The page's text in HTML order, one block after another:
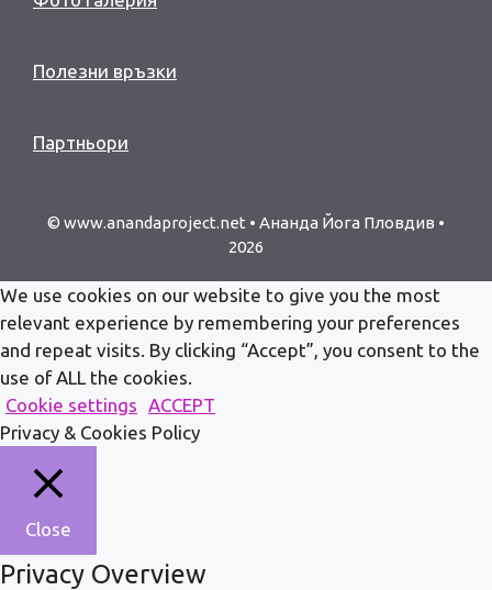
Полезни връзки
Партньори
© www.anandaproject.net • Ананда Йога Пловдив •
2026
We use cookies on our website to give you the most
relevant experience by remembering your preferences
and repeat visits. By clicking “Accept”, you consent to the
use of ALL the cookies.
Cookie settings
ACCEPT
Privacy & Cookies Policy
Close
Privacy Overview